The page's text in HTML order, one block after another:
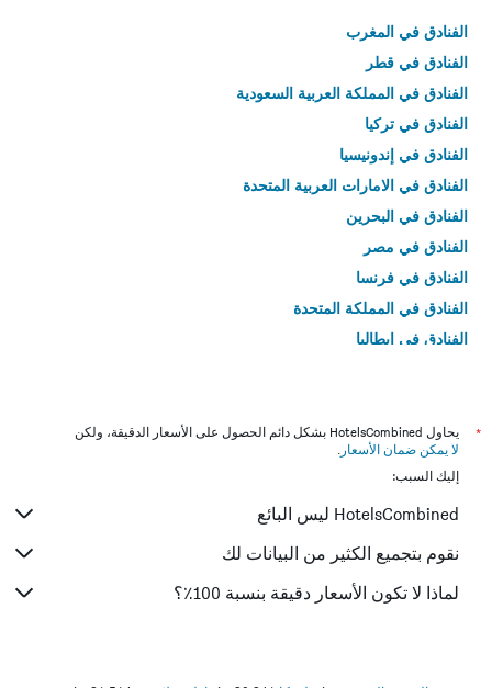
الفنادق في المغرب
الفنادق في قطر
الفنادق في المملكة العربية السعودية
الفنادق في تركيا
الفنادق في إندونيسيا
الفنادق في الامارات العربية المتحدة
الفنادق في البحرين
الفنادق في مصر
الفنادق في فرنسا
الفنادق في المملكة المتحدة
الفنادق في إيطاليا
*
يحاول HotelsCombined بشكل دائم الحصول على الأسعار الدقيقة، ولكن
لا يمكن ضمان الأسعار .
إليك السبب:
HotelsCombined ليس البائع
نقوم بتجميع الكثير من البيانات لك
لماذا لا تكون الأسعار دقيقة بنسبة 100٪؟